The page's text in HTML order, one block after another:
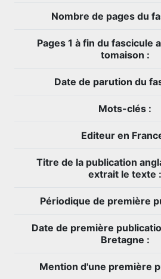
Nombre de pages du
Pages 1 à fin du fascicule
tomaison :
Date de parution du
Mots-clés :
Editeur en
Titre de la publication
extrait le texte :
Périodique de première
Date de première
Bretagne :
Mention d'une première